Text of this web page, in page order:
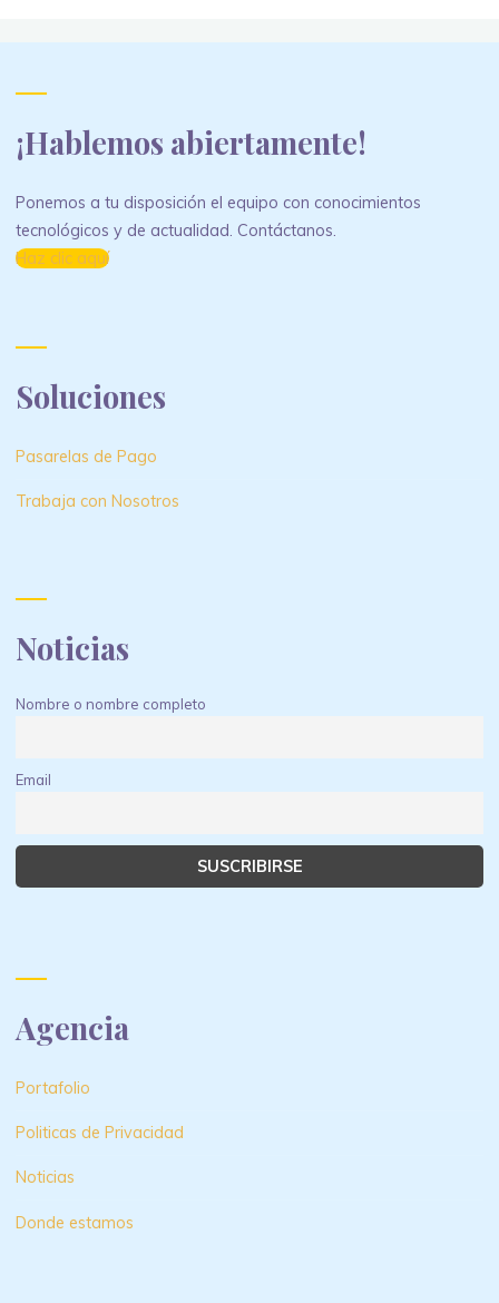
¡Hablemos abiertamente!
Ponemos a tu disposición el equipo con conocimientos
tecnológicos y de actualidad. Contáctanos.
Haz clic aquí
Soluciones
Pasarelas de Pago
Trabaja con Nosotros
Noticias
Nombre o nombre completo
Email
Agencia
Portafolio
Politicas de Privacidad
Noticias
Donde estamos